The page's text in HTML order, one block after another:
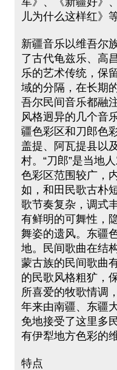
儿为什么这样红》
新疆音乐以维吾尔
了古代龟兹乐、高
乐的艺术传统，保
域的分隔，在长期
吾尔民间音乐都融
风格迥异的几个音
疆色彩区和刀郎色
盖提、阿瓦提县以
村。“刀郎”是当地
色彩区范围较广，
如，和田民歌古朴
歌节奏复杂，调式
有鲜明的可舞性，
舞姿的遗风。东疆
地。民间歌曲在结
蒙古族的民间歌曲
的民歌风格粗犷，
所喜爱的牧歌情调
年来由南疆、东疆
免地接受了这里多
有伊犁地方色彩的
特点